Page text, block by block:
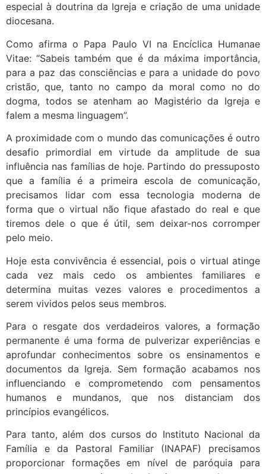
especial à doutrina da Igreja e criação de uma unidade
diocesana.
Como afirma o Papa Paulo VI na Encíclica Humanae
Vitae: “Sabeis também que é da máxima importância,
para a paz das consciências e para a unidade do povo
cristão, que, tanto no campo da moral como no do
dogma, todos se atenham ao Magistério da Igreja e
falem a mesma linguagem”.
A proximidade com o mundo das comunicações é outro
desafio primordial em virtude da amplitude de sua
influência nas famílias de hoje. Partindo do pressuposto
que a família é a primeira escola de comunicação,
precisamos lidar com essa tecnologia moderna de
forma que o virtual não fique afastado do real e que
tiremos dele o que é útil, sem deixar-nos corromper
pelo meio.
Hoje esta convivência é essencial, pois o virtual atinge
cada vez mais cedo os ambientes familiares e
determina muitas vezes valores e procedimentos a
serem vividos pelos seus membros.
Para o resgate dos verdadeiros valores, a formação
permanente é uma forma de pulverizar experiências e
aprofundar conhecimentos sobre os ensinamentos e
documentos da Igreja. Sem formação acabamos nos
influenciando e comprometendo com pensamentos
humanos e mundanos, que nos distanciam dos
princípios evangélicos.
Para tanto, além dos cursos do Instituto Nacional da
Família e da Pastoral Familiar (INAPAF) precisamos
proporcionar formações em nível de paróquia para